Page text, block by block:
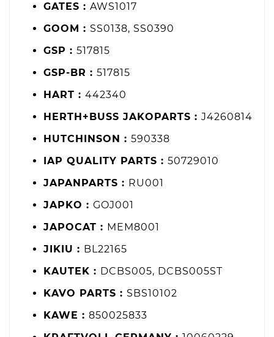
GATES : AWS1017
GOOM : SS0138, SS0390
GSP : 517815
GSP-BR : 517815
HART : 442340
HERTH+BUSS JAKOPARTS : J4260814
HUTCHINSON : 590338
IAP QUALITY PARTS : 50729010
JAPANPARTS : RU001
JAPKO : GOJ001
JAPOCAT : MEM8001
JIKIU : BL22165
KAUTEK : DCBS005, DCBS005ST
KAVO PARTS : SBS10102
KAWE : 850025833